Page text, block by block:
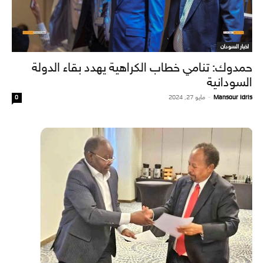
اخبار السودان
حمدوك: تنامي خطاب الكراهية يهدد بقاء الدولة
السودانية
Mansour Idris
- مايو 27, 2024 0